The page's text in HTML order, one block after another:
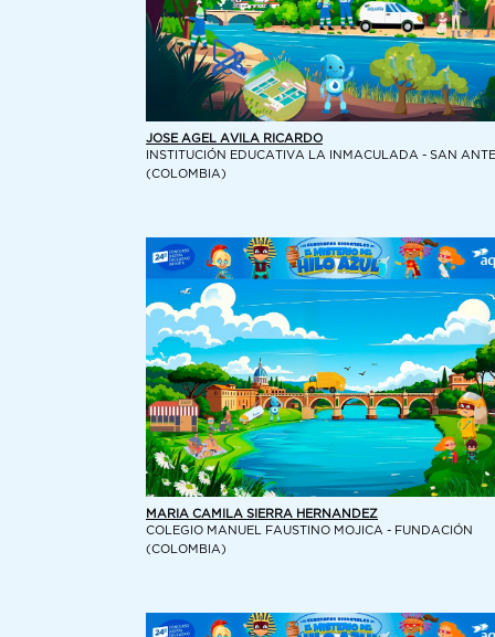
JOSE AGEL AVILA RICARDO
INSTITUCIÓN EDUCATIVA LA INMACULADA - SAN
(COLOMBIA)
MARIA CAMILA SIERRA HERNANDEZ
COLEGIO MANUEL FAUSTINO MOJICA - FUNDACIÓN
(COLOMBIA)